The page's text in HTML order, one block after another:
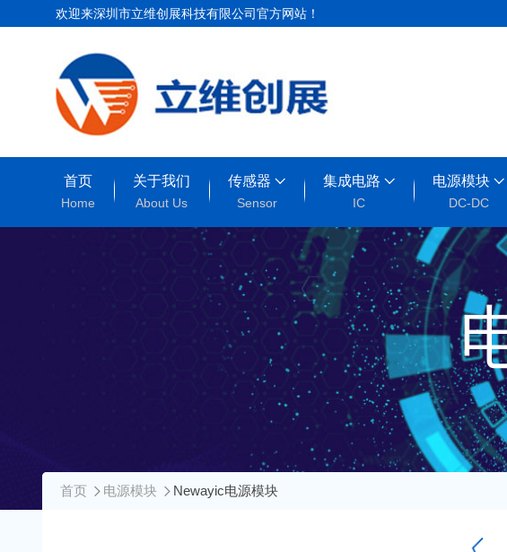
欢迎来深圳市立维创展科技有限公司官方网站！
首页
Home
关于我们
About Us
传感器
Sensor
集成电路
IC
电源模块
DC-DC
首页 电源模块 Newayic电源模块